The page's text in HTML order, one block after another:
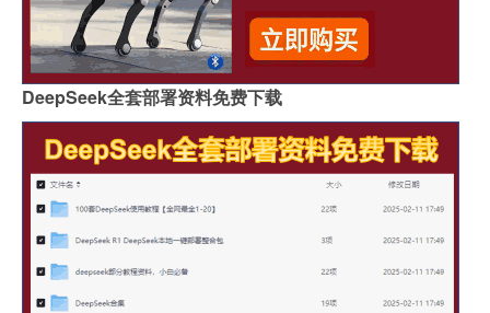
DeepSeek全套部署资料免费下载